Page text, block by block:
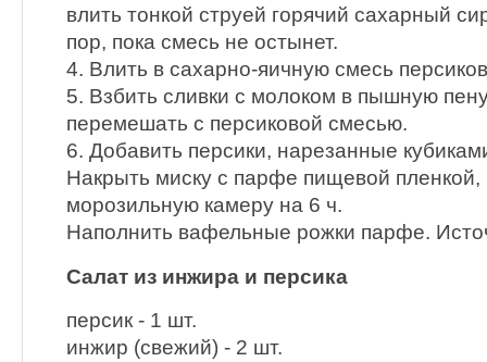
влить тонкой струей горячий сахарный
пор, пока смесь не остынет.
4. Влить в сахарно-яичную смесь
5. Взбить сливки с молоком в пышную
перемешать с персиковой смесью.
6. Добавить персики, нарезанные
Накрыть миску с парфе пищевой пленкой,
морозильную камеру на 6 ч.
Наполнить вафельные рожки парфе.
Салат из инжира и персика
персик - 1 шт.
инжир (свежий) - 2 шт.